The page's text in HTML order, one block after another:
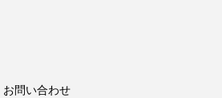
お問い合わせ